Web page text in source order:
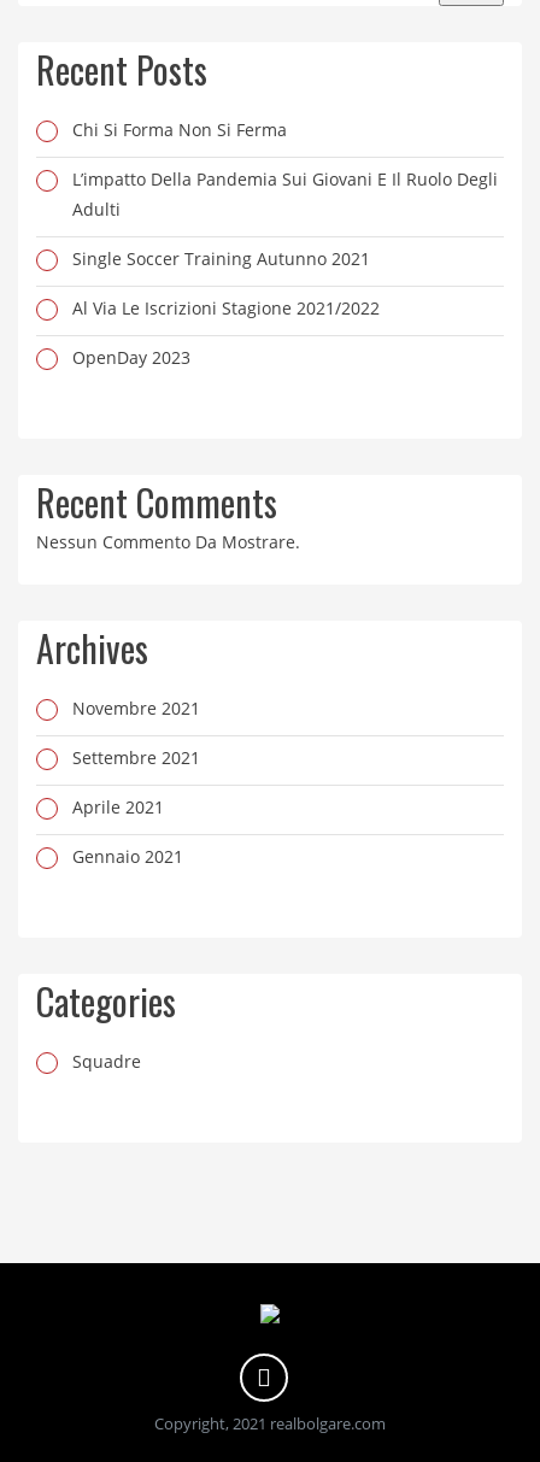
Recent Posts
Chi Si Forma Non Si Ferma
L’impatto Della Pandemia Sui Giovani E Il Ruolo Degli
Adulti
Single Soccer Training Autunno 2021
Al Via Le Iscrizioni Stagione 2021/2022
OpenDay 2023
Recent Comments
Nessun Commento Da Mostrare.
Archives
Novembre 2021
Settembre 2021
Aprile 2021
Gennaio 2021
Categories
Squadre
Copyright, 2021 realbolgare.com